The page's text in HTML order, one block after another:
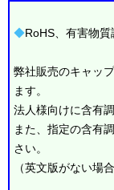
◆RoHS、有害物
弊社販売のキャッ
ます。
法人様向けに含有
また、指定の含有
さい。
（英文版がない場